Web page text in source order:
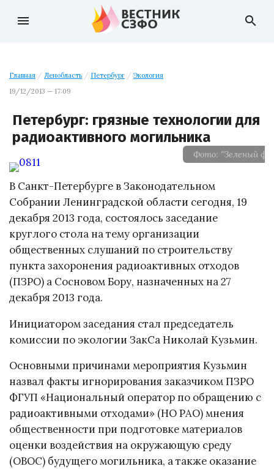
menu search
Главная / Ленобласть / Петербург / Экология
19/12/2013 — 17:09
Петербург: грязные технологии для
радиоактивного могильника
Фото: "Зеленый
В Санкт-Петербурге в Законодательном
Собрании Ленинградской области сегодня, 19
декабря 2013 года, состоялось заседание
круглого стола на тему организации
общественных слушаний по строительству
пункта захоронения радиоактивных отходов
(ПЗРО) а Сосновом Бору, назначенных на 27
декабря 2013 года.
Инициатором заседания стал председатель
комиссии по экологии ЗакСа Николай Кузьмин.
Основными причинами мероприятия Кузьмин
назвал факты игнорирования заказчиком ПЗРО
ФГУП «Национальный оператор по обращению с
радиоактивными отходами» (НО РАО) мнения
общественности при подготовке материалов
оценки воздействия на окружающую среду
(ОВОС) будущего могильника, а также оказание